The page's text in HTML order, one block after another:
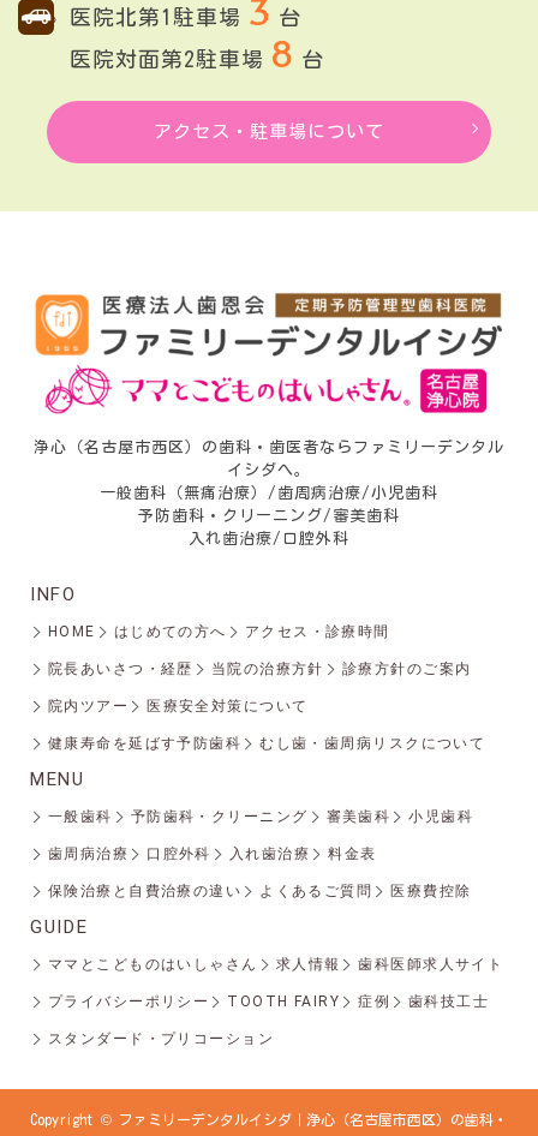
医院北第1駐車場
台
医院対面第2駐車場 8 台
アクセス・駐車場について
浄心（名古屋市西区）の歯科・歯医者ならファミリーデンタル
イシダへ。
一般歯科（無痛治療）/歯周病治療/小児歯科
予防歯科・クリーニング/審美歯科
入れ歯治療/口腔外科
INFO
HOME はじめての方へ アクセス・診療時間
院長あいさつ・経歴 当院の治療方針 診療方針のご案内
院内ツアー 医療安全対策について
健康寿命を延ばす予防歯科 むし歯・歯周病リスクについて
MENU
一般歯科 予防歯科・クリーニング 審美歯科 小児歯科
歯周病治療 口腔外科 入れ歯治療 料金表
保険治療と自費治療の違い よくあるご質問 医療費控除
GUIDE
ママとこどものはいしゃさん 求人情報 歯科医師求人サイト
プライバシーポリシー TOOTH FAIRY 症例 歯科技工士
スタンダード・プリコーション
Copyright © ファミリーデンタルイシダ｜浄心（名古屋市西区）の歯科・